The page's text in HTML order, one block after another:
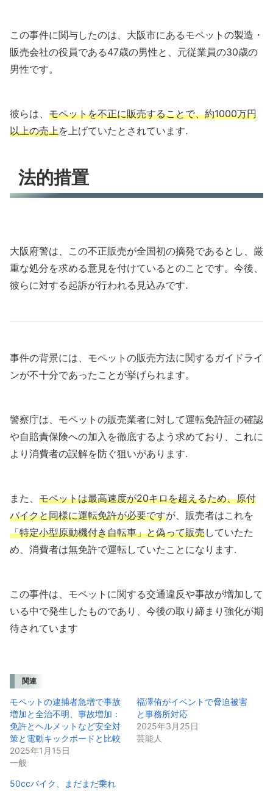
この事件に関与したのは、大阪市にあるモペットの製造・
販売会社の役員である47歳の男性と、元従業員の30歳の
男性です。
彼らは、 モペットを不正に販売することで、約1000万円
以上の売上を上げていたとされています.
法的措置
大阪府警は、この不正販売が全国初の摘発であるとし、厳
重な処分を求める意見を付けているとのことです。今後、
彼らに対する起訴が行われる見込みです.
事件の背景には、モペットの販売方法に関するガイドライ
ンが不十分であったことが挙げられます。
警察庁は、モペットの販売業者に対して運転免許証の確認
や自賠責保険への加入を徹底するよう求めており、これに
より消費者の誤解を防ぐ狙いがあります.
また、 モペットは最高速度が20キロを超えるため、原付
バイクと同様に運転免許が必要ですが、販売者はこれを
「特定小型原動機付き自転車」と偽って販売していたた
め、消費者は無免許で運転していたことになります.
この事件は、モペットに関する交通違反や事故が増加して
いる中で発生したものであり、今後の取り締まり強化が期
待されています
関連
モペットの逮捕者急増で事故
増加と全治不明、事故増加：
免許とヘルメットなど安全対
策と電動キックボードと比較
2025年1月15日
一般
福澤侑がイベントで脅迫被害
と事務所対応
2025年3月25日
芸能人
50ccバイク、まだまだ乗れ